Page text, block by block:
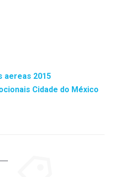
aereas 2015
Cidade do México